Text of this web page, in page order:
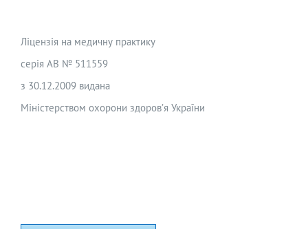
Ліцензія на медичну практику
серія АВ № 511559
з 30.12.2009 видана
Міністерством охорони здоров’я України